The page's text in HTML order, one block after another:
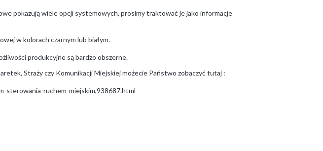
pokazują wiele opcji systemowych, prosimy traktować je jako informacje
w kolorach czarnym lub białym.
produkcyjne są bardzo obszerne.
Straży czy Komunikacji Miejskiej możecie Państwo zobaczyć tutaj :
ruchem-miejskim,938687.html